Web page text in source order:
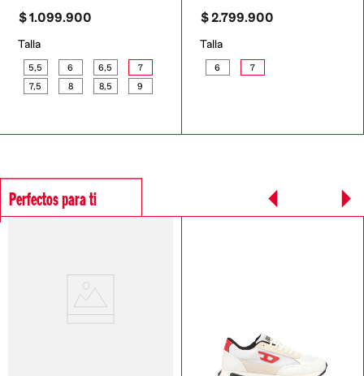
$1.099.900
Talla
5,5 6 6,5
7
7,5
8 8,5 9
$2.799.900
Talla
6 7
Perfectos para ti